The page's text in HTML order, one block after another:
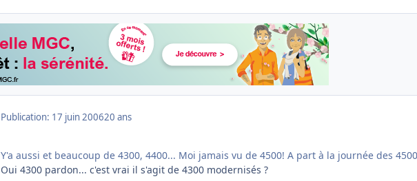
Publication: 17 juin 200620 ans
Y'a aussi et beaucoup de 4300, 4400... Moi jamais vu de 4500! A part à la journée des
Oui 4300 pardon... c'est vrai il s'agit de 4300 modernisés ?